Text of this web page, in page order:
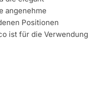
angenehme
Positionen
ist für die Verwendung